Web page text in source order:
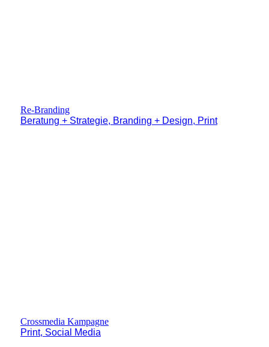
Re-Branding
Beratung + Strategie, Branding + Design, Print
Crossmedia Kampagne
Print, Social Media